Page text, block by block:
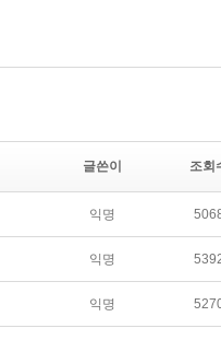
글쓴이 조회
익명
익명
익명